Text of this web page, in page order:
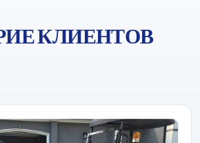
КЛИЕНТОВ